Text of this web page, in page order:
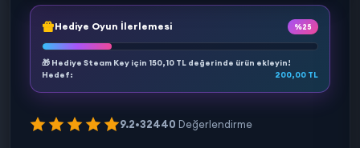
Hediye Oyun İlerlemesi %25
🎁 Hediye Steam Key için 150,10 TL değerinde ürün ekleyin!
Hedef:
200,00 TL
9.2•32440 Değerlendirme